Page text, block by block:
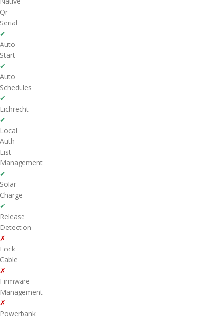
Qr
Serial
✔
Auto
Start
✔
Auto
Schedules
✔
Eichrecht
✔
Local
Auth
List
Management
✔
Solar
Charge
✔
Release
Detection
✗
Lock
Cable
✗
Firmware
Management
✗
Powerbank